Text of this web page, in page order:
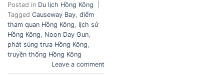
Posted in Du lịch Hồng Kông
Tagged Causeway Bay điểm
tham quan Hồng Kông
lịch sử
Hồng Kông
Noon Day Gun
phát súng trưa Hồng Kông
truyền thống Hồng Kông
Leave a comment